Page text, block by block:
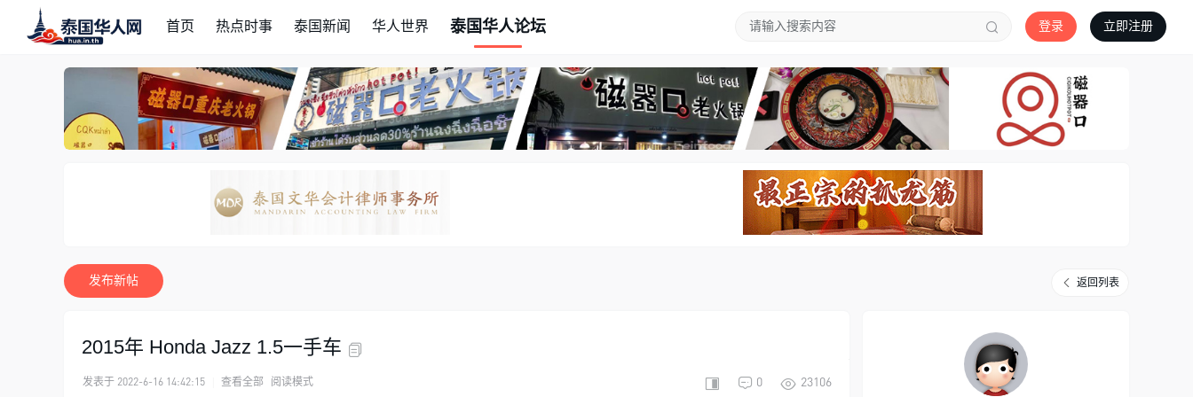
首页 热点时事 泰国新闻 华人世界 泰国华人论坛 登录 立即注册
返回列表
发布新帖
2015年 Honda Jazz 1.5一手车
23106
0
发表于 2022-6-16 14:42:15 查看全部 阅读模式